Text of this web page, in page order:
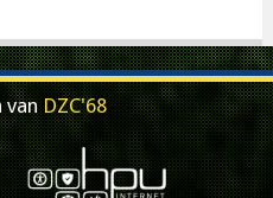
vanDZC'68